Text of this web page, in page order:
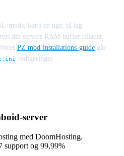
mods, kør i en uge, så lag
din servers RAM-buffer tillader.
PZ mod-installations-guide går
-redigeringer.
server
med DoomHosting.
og 99,99%